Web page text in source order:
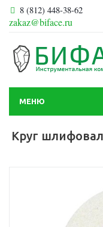
8 (812) 448-38-62
zakaz@biface.ru
МЕНЮ
Круг